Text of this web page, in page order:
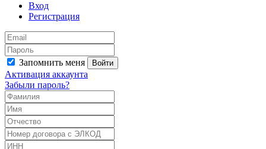
Вход
Регистрация
Запомнить меня Войти
Активация аккаунта
Забыли пароль?